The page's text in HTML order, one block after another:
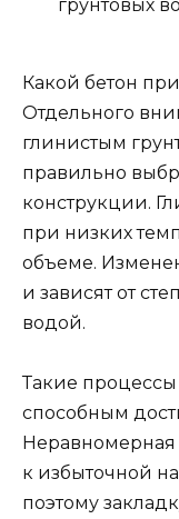
грунтовых
Какой бетон
Отдельного
глинистым
правильно
конструкции.
при низких
объеме.
и зависят от
водой.
Такие
способным
к избыточной
поэтому